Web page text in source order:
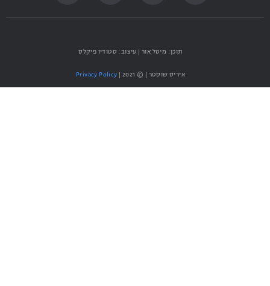
a
o
o
b
תוכן: מיטל אור | עיצוב: סטודיו פיקלס
איריס שוסטר | © 2021 | Privacy Policy